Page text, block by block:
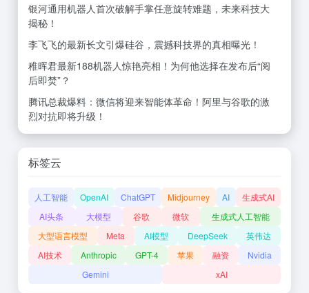
银河通用机器人首次破解手掌任意旋转难题，未来科技大
揭秘！
李飞飞的最新长文引爆硅谷，震撼科技界的真相曝光！
稚晖君最新188机器人惊艳亮相！为何他选择在发布后“阅
后即焚”？
腾讯总裁爆料：微信将迎来智能体革命！阿里与谷歌的激
烈对抗即将升级！
标签云
人工智能 OpenAI ChatGPT Midjourney AI
生成式AI
AI头条
大模型 谷歌 微软
生成式人工智能
大型语言模型
Meta AI模型 DeepSeek
英伟达
AI技术
Anthropic GPT-4 苹果 融资
Nvidia
Gemini
xAI